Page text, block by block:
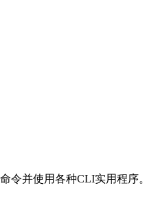
令并使用各种CLI实用程序。